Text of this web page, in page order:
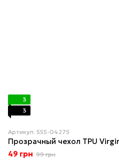
3
3
Артикул: 555-04275
Прозрачный чехол TPU
49 грн 99 грн